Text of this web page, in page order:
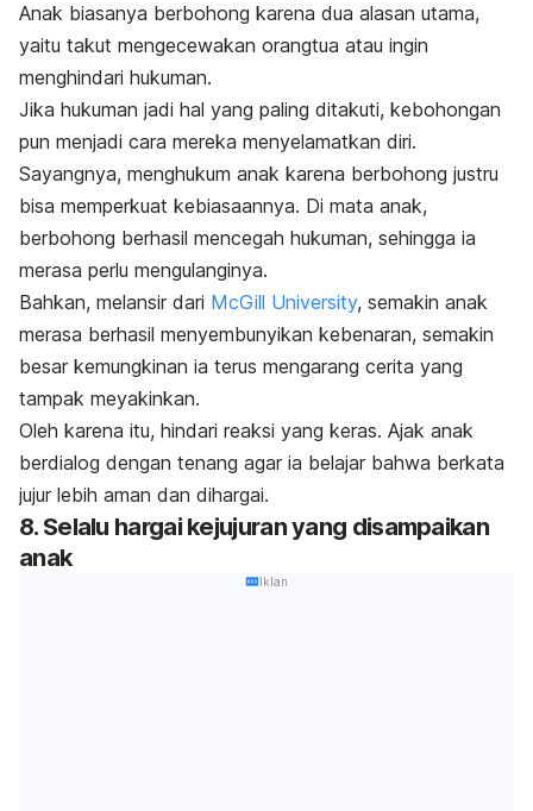
Anak biasanya berbohong karena dua alasan utama,
yaitu takut mengecewakan orangtua atau ingin
menghindari hukuman.
Jika hukuman jadi hal yang paling ditakuti, kebohongan
pun menjadi cara mereka menyelamatkan diri.
Sayangnya, menghukum anak karena berbohong justru
bisa memperkuat kebiasaannya. Di mata anak,
berbohong berhasil mencegah hukuman, sehingga ia
merasa perlu mengulanginya.
Bahkan, melansir dari McGill University, semakin anak
merasa berhasil menyembunyikan kebenaran, semakin
besar kemungkinan ia terus mengarang cerita yang
tampak meyakinkan.
Oleh karena itu, hindari reaksi yang keras. Ajak anak
berdialog dengan tenang agar ia belajar bahwa berkata
jujur lebih aman dan dihargai.
8. Selalu hargai kejujuran yang disampaikan
anak
Iklan